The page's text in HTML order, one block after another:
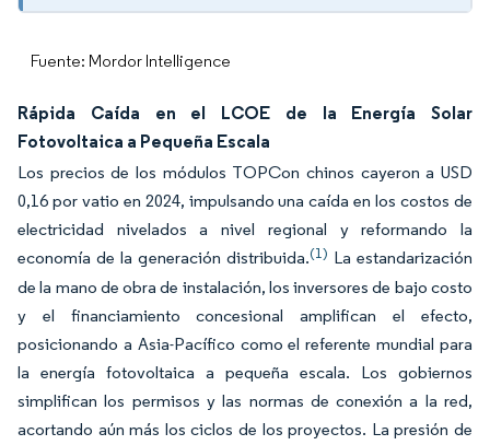
Fuente: Mordor Intelligence
Rápida Caída en el LCOE de la Energía Solar
Fotovoltaica a Pequeña Escala
Los precios de los módulos TOPCon chinos cayeron a USD
0,16 por vatio en 2024, impulsando una caída en los costos de
electricidad nivelados a nivel regional y reformando la
economía de la generación distribuida.(1) La estandarización
de la mano de obra de instalación, los inversores de bajo costo
y el financiamiento concesional amplifican el efecto,
posicionando a Asia-Pacífico como el referente mundial para
la energía fotovoltaica a pequeña escala. Los gobiernos
simplifican los permisos y las normas de conexión a la red,
acortando aún más los ciclos de los proyectos. La presión de